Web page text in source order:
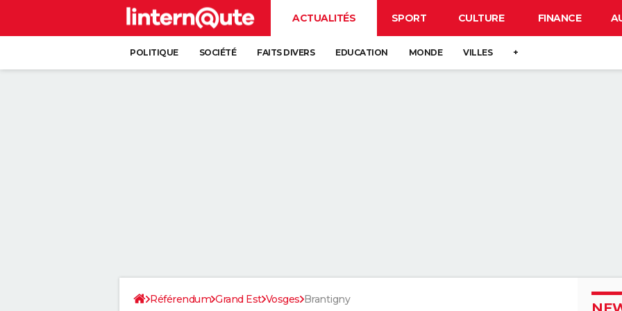
ACTUALITÉS SPORT CULTURE FINANCE
POLITIQUE SOCIÉTÉ FAITS DIVERS EDUCATION MONDE VILLES +
Référendum Grand Est Vosges Brantigny